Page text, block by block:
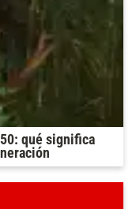
qué significa